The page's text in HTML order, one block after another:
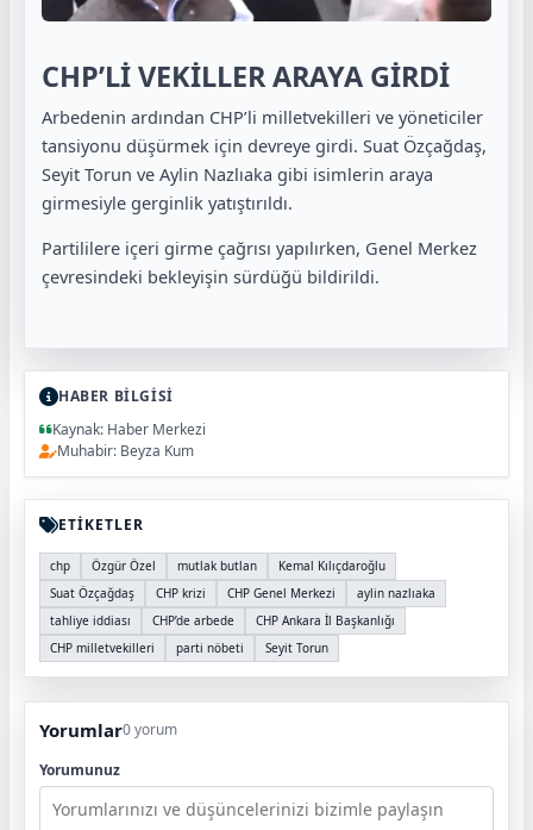
CHP’Lİ VEKİLLER ARAYA GİRDİ
Arbedenin ardından CHP’li milletvekilleri ve yöneticiler
tansiyonu düşürmek için devreye girdi. Suat Özçağdaş,
Seyit Torun ve Aylin Nazlıaka gibi isimlerin araya
girmesiyle gerginlik yatıştırıldı.
Partililere içeri girme çağrısı yapılırken, Genel Merkez
çevresindeki bekleyişin sürdüğü bildirildi.
HABER BİLGİSİ
Kaynak: Haber Merkezi
Muhabir: Beyza Kum
ETİKETLER
chp Özgür Özel mutlak butlan
Kemal Kılıçdaroğlu
Suat Özçağdaş
CHP krizi CHP Genel Merkezi
aylin nazlıaka
tahliye iddiası
CHP’de arbede
CHP Ankara İl Başkanlığı
CHP milletvekilleri
parti nöbeti Seyit Torun
Yorumlar0 yorum
Yorumunuz